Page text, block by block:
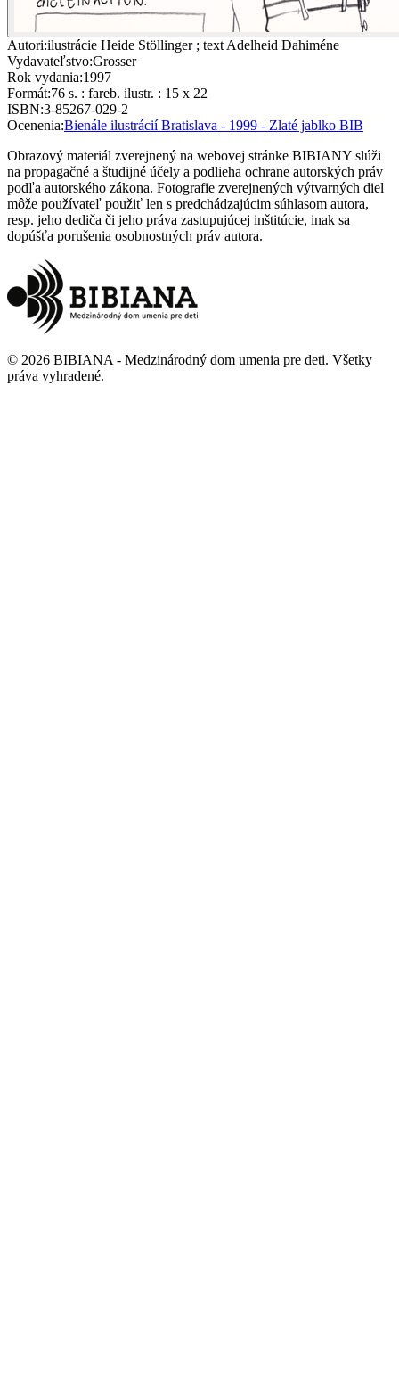
Autori:ilustrácie Heide Stöllinger ; text Adelheid Dahiméne
Vydavateľstvo:Grosser
Rok vydania:1997
Formát:76 s. : fareb. ilustr. : 15 x 22
ISBN:3-85267-029-2
Ocenenia:Bienále ilustrácií Bratislava - 1999 - Zlaté jablko BIB
Obrazový materiál zverejnený na webovej stránke BIBIANY slúži
na propagačné a študijné účely a podlieha ochrane autorských práv
podľa autorského zákona. Fotografie zverejnených výtvarných diel
môže používateľ použiť len s predchádzajúcim súhlasom autora,
resp. jeho dediča či jeho práva zastupujúcej inštitúcie, inak sa
dopúšťa porušenia osobnostných práv autora.
© 2026 BIBIANA - Medzinárodný dom umenia pre deti. Všetky
práva vyhradené.